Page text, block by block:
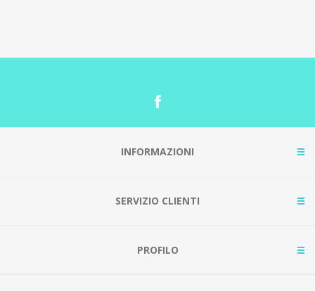
INFORMAZIONI
SERVIZIO CLIENTI
PROFILO